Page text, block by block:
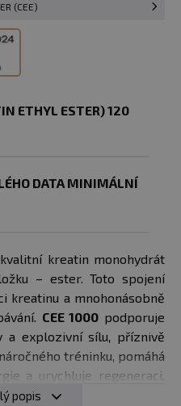
(CEE)
ETHYL ESTER) 120
DATA MINIMÁLNÍ
kreatin monohydrát
– ester. Toto spojení
kreatinu a mnohonásobně
CEE 1000 podporuje
a explozivní sílu, příznivě
tréninku, pomáhá
a urychluje regeneraci.
popis